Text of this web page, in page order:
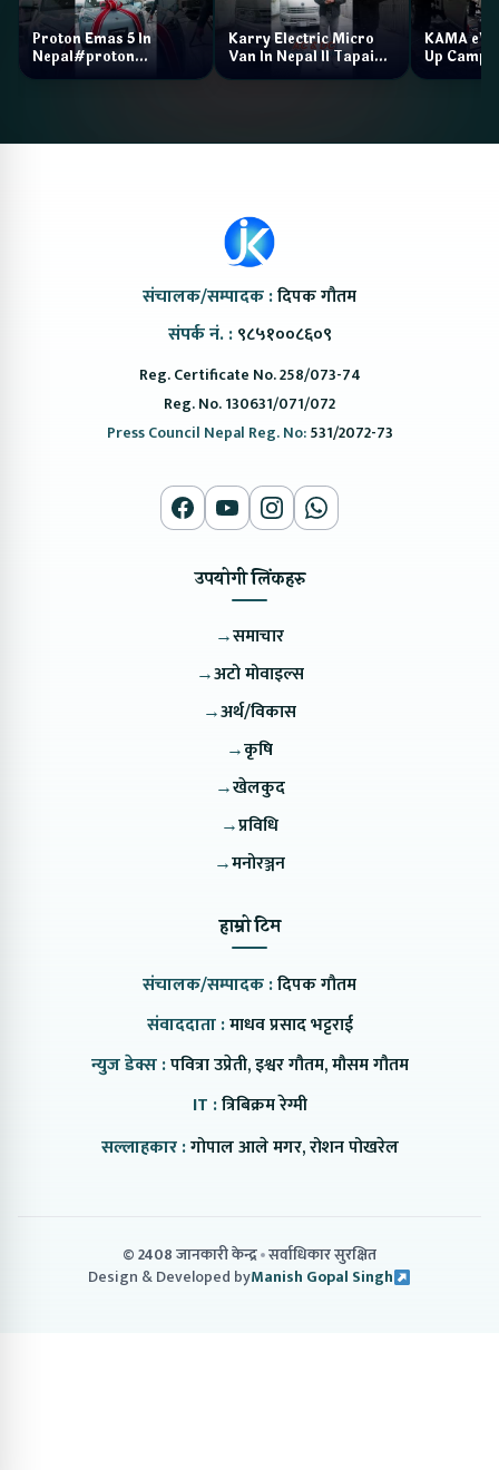
Proton Emas 5 In
Nepal#proton
#protonemas5#protonnepal#evcarnepal
Karry Electric Micro
Van In Nepal II Tapaiko
Bazar II Jankari
KAMA eV
Up Camp
संचालक/सम्पादक :दिपक गौतम
संपर्क नं. : ९८५१००८६०९
Reg. Certificate No. 258/073-74
Reg. No. 130631/071/072
Press Council Nepal Reg. No:531/2072-73
उपयोगी लिंकहरु
→समाचार
→अटो मोवाइल्स
→अर्थ/विकास
→कृषि
→खेलकुद
→प्रविधि
→मनोरञ्जन
हाम्रो टिम
संचालक/सम्पादक :दिपक गौतम
संवाददाता :माधव प्रसाद भट्टराई
न्युज डेक्स :पवित्रा उप्रेती, इश्वर गौतम, मौसम गौतम
IT :त्रिबिक्रम रेग्मी
सल्लाहकार :गोपाल आले मगर, रोशन पोखरेल
© 2408 जानकारी केन्द्र सर्वाधिकार सुरक्षित
Design & Developed byManish Gopal Singh